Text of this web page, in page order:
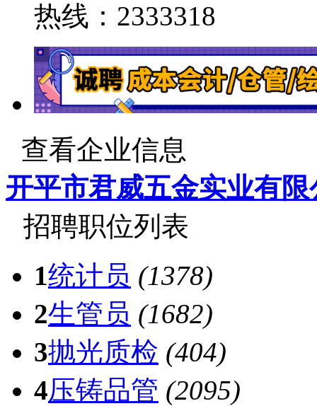
热线：2333318
查看企业信息
开平市君威五金实业有限
招聘职位列表
1统计员 (1378)
2生管员 (1682)
3抛光质检 (404)
4压铸品管 (2095)